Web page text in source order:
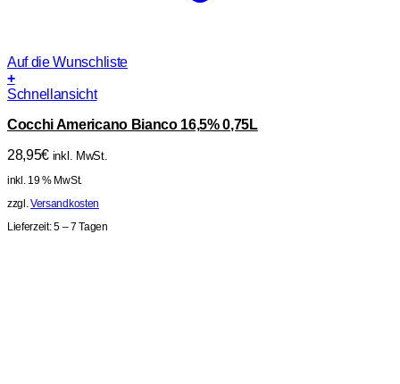
Auf die Wunschliste
+
Schnellansicht
Cocchi Americano Bianco 16,5% 0,75L
28,95€ inkl. MwSt.
inkl. 19 % MwSt.
zzgl.Versandkosten
Lieferzeit:5 – 7 Tagen